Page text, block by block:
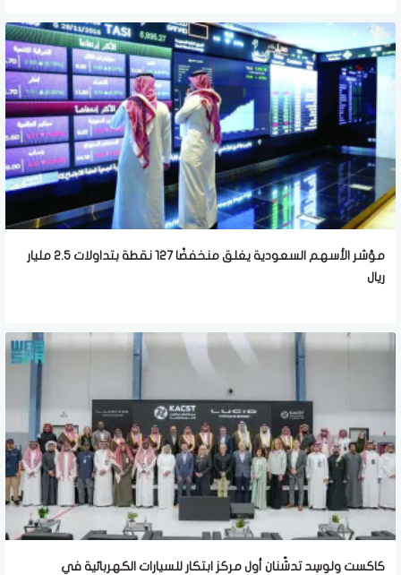
مؤشر الأسهم السعودية يغلق منخفضًا 127 نقطة بتداولات 2.5 مليار
ريال
كاكست ولوسِد تدشّنان أول مركز ابتكار للسيارات الكهربائية في